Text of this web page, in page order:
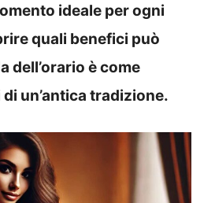
ideale per ogni
quali benefici può
dell’orario è come
un’antica tradizione.